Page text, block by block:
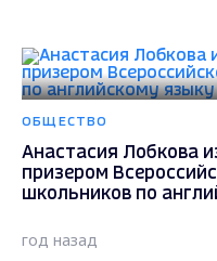
ОБЩЕСТВО
Анастасия Лобкова
призером
школьников по
год назад